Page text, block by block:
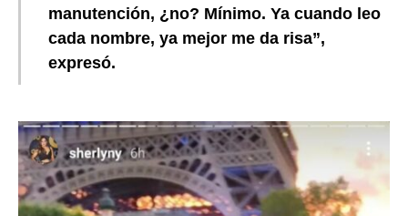
manutención, ¿no? Mínimo. Ya cuando leo
cada nombre, ya mejor me da risa”,
expresó.